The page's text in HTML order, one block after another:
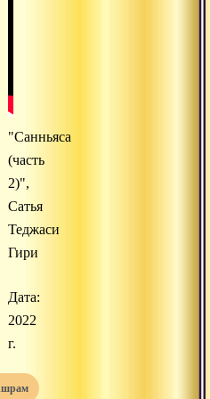
"Санньяса
(часть
2)",
Сатья
Теджаси
Гири
Дата:
2022
г.
ашрам